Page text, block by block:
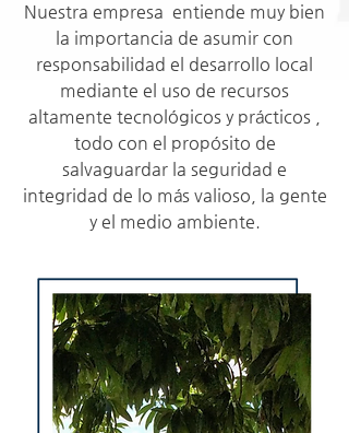
Nuestra empresa entiende muy bien
la importancia de asumir con
responsabilidad el desarrollo local
mediante el uso de recursos
altamente tecnológicos y prácticos ,
todo con el propósito de
salvaguardar la seguridad e
integridad de lo más valioso, la gente
y el medio ambiente.